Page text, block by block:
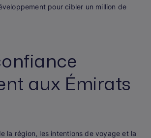
pour cibler un million de
aux Émirats
la région, les intentions de voyage et la